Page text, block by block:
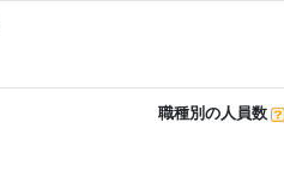
職種別の人員数